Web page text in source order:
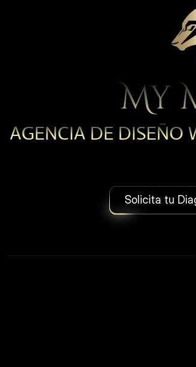
My
AGENCIA DE DISEÑO
Solicita tu